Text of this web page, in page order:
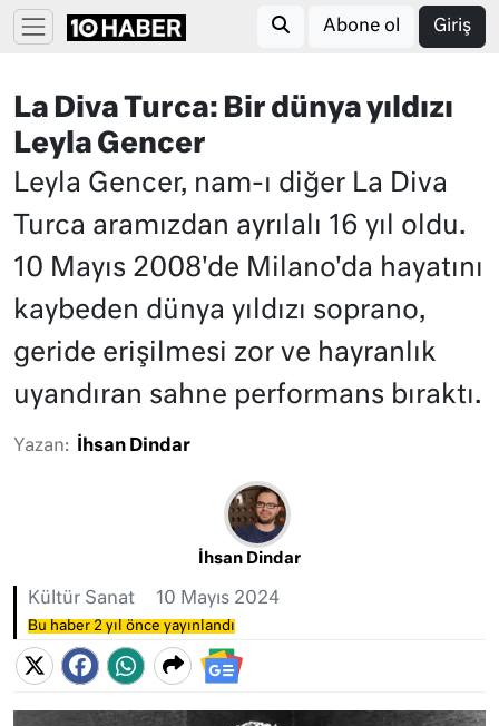
Abone ol Giriş
La Diva Turca: Bir dünya yıldızı
Leyla Gencer
Leyla Gencer, nam-ı diğer La Diva
Turca aramızdan ayrılalı 16 yıl oldu.
10 Mayıs 2008'de Milano'da hayatını
kaybeden dünya yıldızı soprano,
geride erişilmesi zor ve hayranlık
uyandıran sahne performans bıraktı.
Yazan: İhsan Dindar
İhsan Dindar
Kültür Sanat 10 Mayıs 2024
Bu haber 2 yıl önce yayınlandı